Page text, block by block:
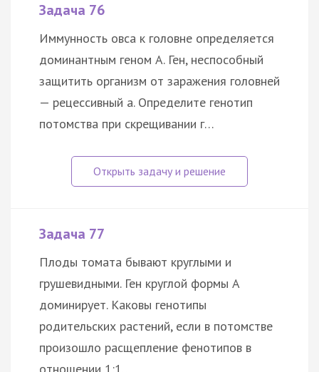
Задача 76
Иммунность овса к головне определяется
доминантным геном А. Ген, неспособный
защитить организм от заражения головней
— рецессивный а. Определите генотип
потомства при скрещивании г…
Задача 77
Плоды томата бывают круглыми и
грушевидными. Ген круглой формы А
доминирует. Каковы генотипы
родительских растений, если в потомстве
произошло расщепление фенотипов в